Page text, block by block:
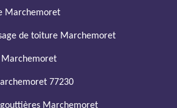
Marchemoret
de toiture Marchemoret
Marchemoret
77230
Marchemoret